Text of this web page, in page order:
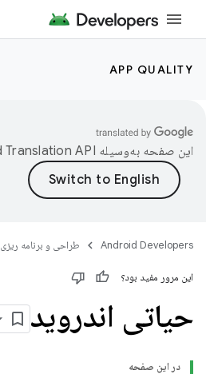
APP QUALITY
این صفحه به‌وسیله
Android Developers طراحی و برنامه ریزی
این مرور مفید بود؟
حیاتی اندروید
در این صفحه